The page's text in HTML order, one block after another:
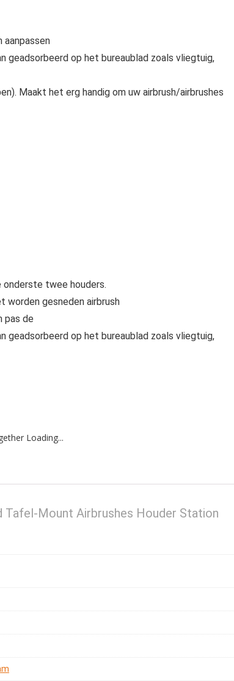
aanpassen
geadsorbeerd op het bureaublad zoals vliegtuig,
Maakt het erg handig om uw airbrush/airbrushes
onderste twee houders.
worden gesneden airbrush
pas de
geadsorbeerd op het bureaublad zoals vliegtuig,
Loading...
Tafel-Mount Airbrushes Houder Station